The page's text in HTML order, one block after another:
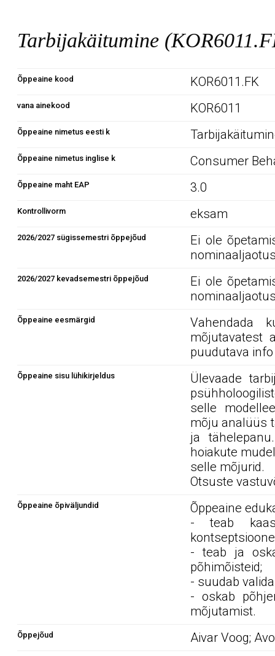
Tarbijakäitumine
Õppeaine kood KOR6011.FK
vana ainekood KOR6011
Õppeaine nimetus eesti k
Õppeaine nimetus inglise k Consumer
Õppeaine maht EAP 3.0
Kontrollivorm eksam
2026/2027 sügissemestri õppejõud
Ei ole
2026/2027 kevadsemestri õppejõud
Ei ole
Õppeaine eesmärgid
Vahendada
mõjutavatest
puudutava
Õppeaine sisu lühikirjeldus
Ülevaade
selle
mõju analüüs
ja
hoiakute
selle mõjurid.
Otsuste
Õppeaine õpiväljundid
Õppeaine
- teab
- teab ja
põhimõisteid;
- suudab
- oskab
mõjutamist.
Õppejõud Aivar Voog;